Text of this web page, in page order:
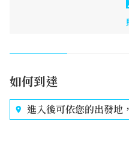
如何到達
進入後可依您的出發地